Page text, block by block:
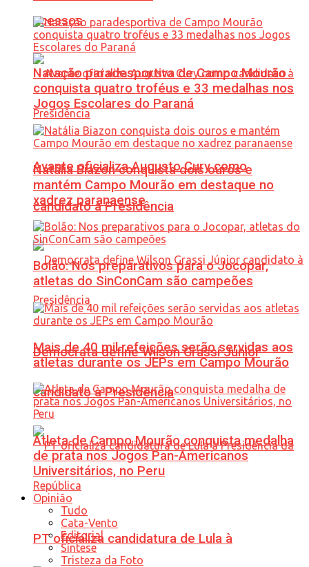
acessos
Avante oficializa Augusto Cury como
candidato à Presidência
Democrata define Wilson Grassi Júnior
candidato à Presidência
PT oficializa candidatura de Lula à
Natação paradesportiva de Campo Mourão
conquista quatro troféus e 33 medalhas nos
Jogos Escolares do Paraná
Natália Biazon conquista dois ouros e
mantém Campo Mourão em destaque no
xadrez paranaense
Bolão: Nos preparativos para o Jocopar,
atletas do SinConCam são campeões
Mais de 40 mil refeições serão servidas aos
atletas durante os JEPs em Campo Mourão
Atleta de Campo Mourão conquista medalha
de prata nos Jogos Pan-Americanos
Universitários, no Peru
Opinião
Tudo
Cata-Vento
Editorial
Síntese
Tristeza da Foto